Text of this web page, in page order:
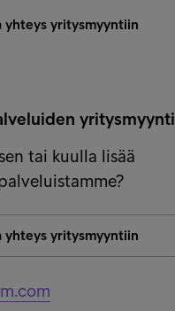
yhteys yritysmyyntiin
yritysmyynti
tai kuulla lisää
yhteys yritysmyyntiin